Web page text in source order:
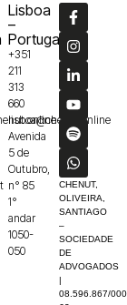
Lisboa
–
Portugal
+351
211
313
660
lisboa@chenut.online
Avenida
5 de
Outubro,
n° 85
1°
andar
1050-
050
CHENUT,
OLIVEIRA,
SANTIAGO
–
SOCIEDADE
DE
ADVOGADOS
|
08.596.867/